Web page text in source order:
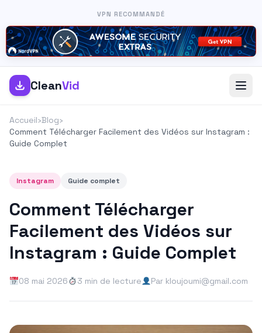
VPN RECOMMANDÉ
CleanVid
Accueil›Blog›
Comment Télécharger Facilement des Vidéos sur Instagram :
Guide Complet
Instagram Guide complet
Comment Télécharger
Facilement des Vidéos sur
Instagram : Guide Complet
08 mai 2026 3 min de lecture Par kloujoumi@gmail.com